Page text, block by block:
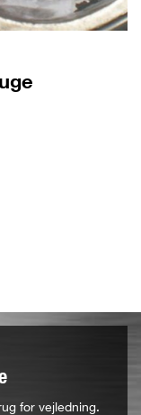
for vejledning.